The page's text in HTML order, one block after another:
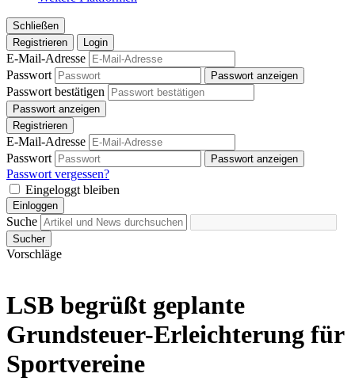
Schließen
Registrieren
Login
E-Mail-Adresse
Passwort
Passwort anzeigen
Passwort bestätigen
Passwort anzeigen
Registrieren
E-Mail-Adresse
Passwort
Passwort anzeigen
Passwort vergessen?
Eingeloggt bleiben
Einloggen
Suche
Sucher
Vorschläge
LSB begrüßt geplante
Grundsteuer-Erleichterung für
Sportvereine